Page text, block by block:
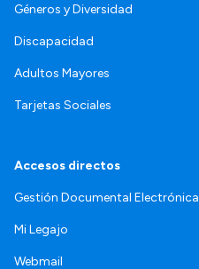
Géneros y Diversidad
Discapacidad
Adultos Mayores
Tarjetas Sociales
Accesos directos
Gestión Documental Electrónica
Mi Legajo
Webmail